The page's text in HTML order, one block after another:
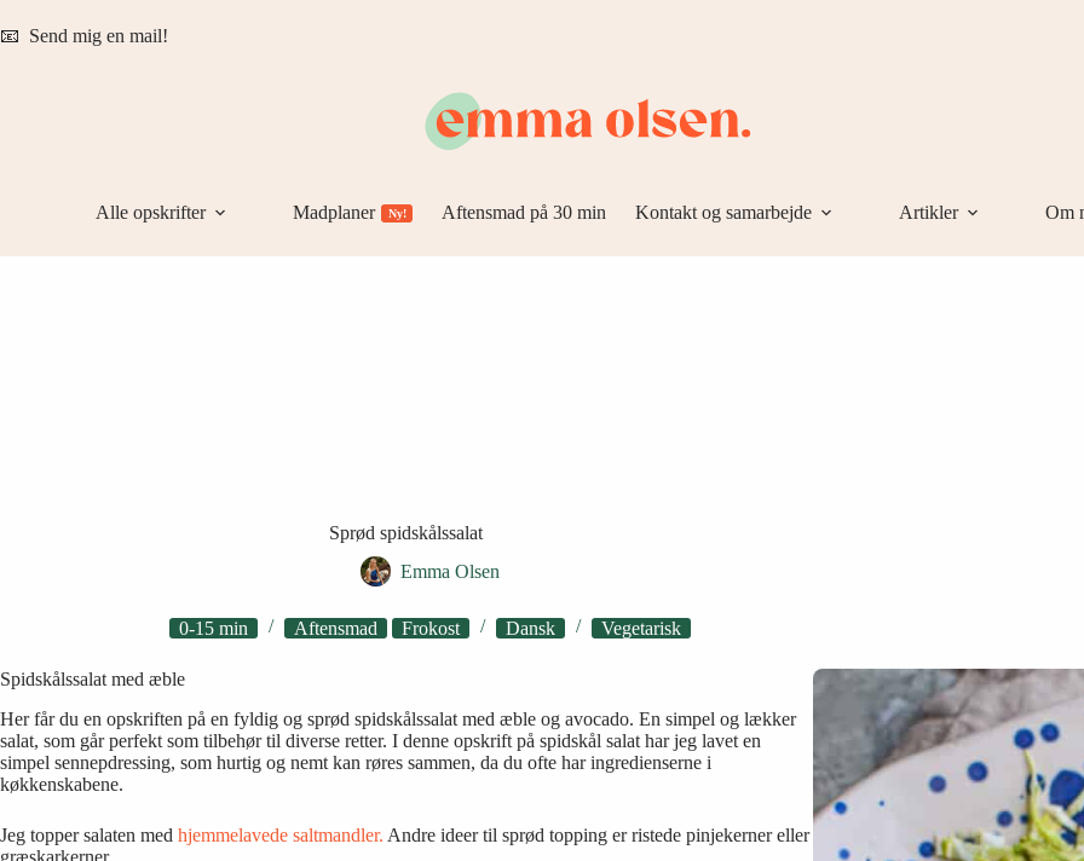
til
📧 Send mig en mail!
Alle opskrifter Madplaner Ny! Aftensmad på 30 min Kontakt og samarbejde Artikler Om
Sprød spidskålssalat
Emma Olsen
0-15 min Aftensmad Frokost Dansk Vegetarisk
Spidskålssalat med æble
Her får du en opskriften på en fyldig og sprød spidskålssalat med æble og avocado. En simpel og lækker
salat, som går perfekt som tilbehør til diverse retter. I denne opskrift på spidskål salat har jeg lavet en
simpel sennepdressing, som hurtig og nemt kan røres sammen, da du ofte har ingredienserne i
køkkenskabene.
Jeg topper salaten med hjemmelavede saltmandler. Andre ideer til sprød topping er ristede pinjekerner eller
græskarkerner.